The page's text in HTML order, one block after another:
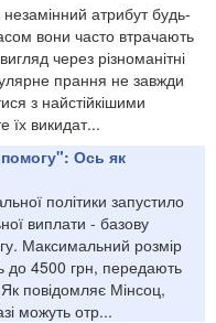
атрибут будь-
вони часто втрачають
через різноманітні
прання не завжди
з найстійкішими
їх викидат...
Ось як
політики запустило
виплати - базову
Максимальний розмір
до 4500 грн, передають
повідомляє Мінсоц,
можуть отр...